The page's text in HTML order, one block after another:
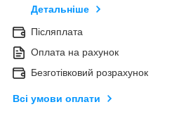
Детальніше
Післяплата
Оплата на рахунок
Безготівковий розрахунок
Всі умови оплати